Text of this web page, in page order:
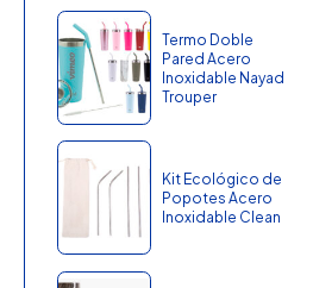
Termo Doble
Pared Acero
Inoxidable Nayad
Trouper
Kit Ecológico de
Popotes Acero
Inoxidable Clean